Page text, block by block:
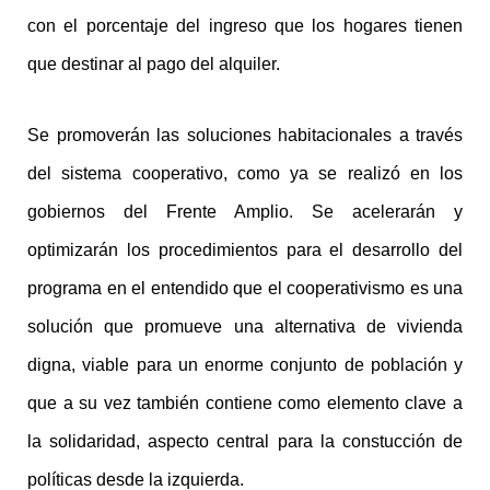
con el porcentaje del ingreso que los hogares tienen
que destinar al pago del alquiler.
Se promoverán las soluciones habitacionales a través
del sistema cooperativo, como ya se realizó en los
gobiernos del Frente Amplio. Se acelerarán y
optimizarán los procedimientos para el desarrollo del
programa en el entendido que el cooperativismo es una
solución que promueve una alternativa de vivienda
digna, viable para un enorme conjunto de población y
que a su vez también contiene como elemento clave a
la solidaridad, aspecto central para la constucción de
políticas desde la izquierda.